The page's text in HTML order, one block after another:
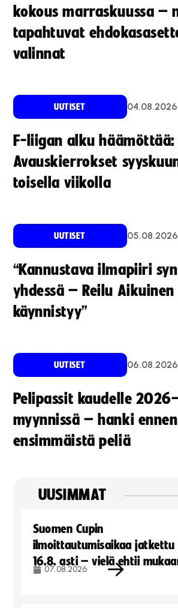
kokous marraskuussa –
tapahtuvat
valinnat
UUTISET 04.08.2026
F-liigan alku häämöttää:
Avauskierrokset
toisella viikolla
UUTISET 05.08.2026
“Kannustava ilmapiiri
yhdessä – Reilu
käynnistyy”
UUTISET 06.08.2026
Pelipassit kaudelle
myynnissä – hanki ennen
ensimmäistä peliä
UUSIMMAT
Suomen Cupin
ilmoittautumisaikaa jatkettu
16.8. asti – vielä ehtii
07.08.2026